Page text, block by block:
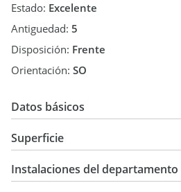
Estado: Excelente
Antiguedad: 5
Disposición: Frente
Orientación: SO
Datos básicos
Venta
USD 165.000
Superficie
75 m2
Instalaciones del departamento